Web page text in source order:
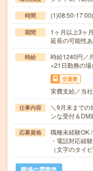
時間 (1)08:50-
期間
1ヶ月以上3ヶ
延長の可能性
時給
時給1240円／
×21日勤務の
交通費
実費支給／当
仕事内容
＼9月末までの
ンな受付＆
応募資格
職種未経験OK
・電話対応経
（文字のタイ